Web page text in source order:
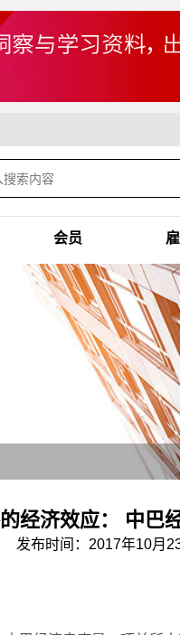
会员
经济效应： 中巴
发布时间：2017年10月